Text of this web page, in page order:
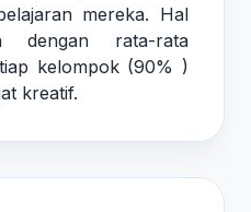
mereka. Hal
dengan rata-rata
kelompok (90% )
kreatif.